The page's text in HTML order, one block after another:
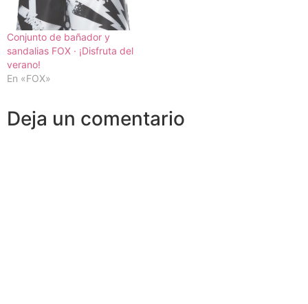
Conjunto de bañador y
sandalias FOX · ¡Disfruta del
verano!
En «FOX»
Deja un comentario